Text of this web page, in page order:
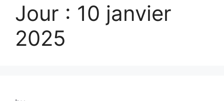
Jour : 10 janvier
2025